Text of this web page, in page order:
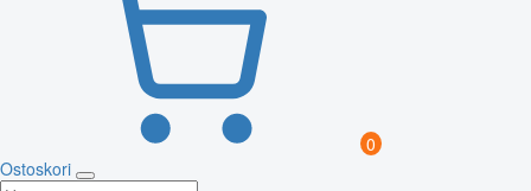
0
Ostoskori